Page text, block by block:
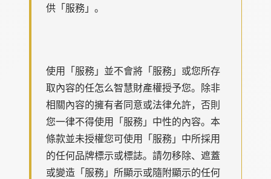
供「服務」。
使用「服務」並不會將「服務」或您所存
取內容的任怎么智慧財產權授予您。除非
相關內容的擁有者同意或法律允許，否則
您一律不得使用「服務」中性的內容。本
條款並未授權您可使用「服務」中所採用
的任何品牌標示或標誌。請勿移除、遮蓋
或變造「服務」所顯示或隨附顯示的任何